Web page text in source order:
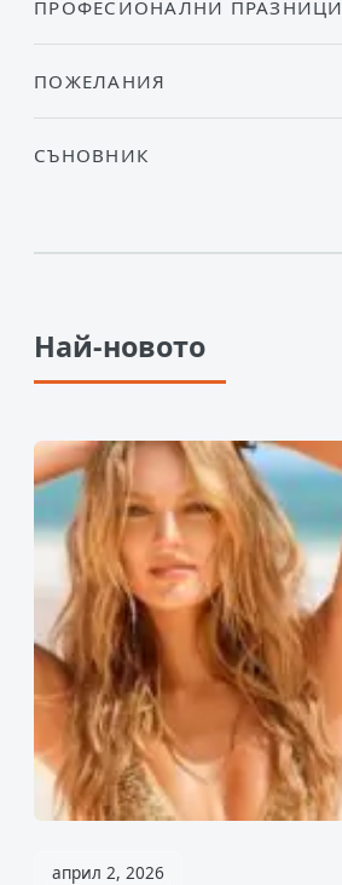
ПРОФЕСИОНАЛНИ ПРАЗНИЦИ
ПОЖЕЛАНИЯ
СЪНОВНИК
Най-новото
април 2, 2026